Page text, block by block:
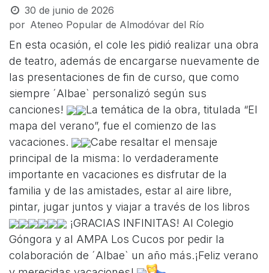
30 de junio de 2026
por Ateneo Popular de Almodóvar del Río
En esta ocasión, el cole les pidió realizar una obra
de teatro, además de encargarse nuevamente de
las presentaciones de fin de curso, que como
siempre ´Albae` personalizó según sus
canciones!
La temática de la obra, titulada “El
mapa del verano”, fue el comienzo de las
vacaciones.
Cabe resaltar el mensaje
principal de la misma: lo verdaderamente
importante en vacaciones es disfrutar de la
familia y de las amistades, estar al aire libre,
pintar, jugar juntos y viajar a través de los libros
¡GRACIAS INFINITAS! Al Colegio
Góngora y al AMPA Los Cucos por pedir la
colaboración de ´Albae` un año más.¡Feliz verano